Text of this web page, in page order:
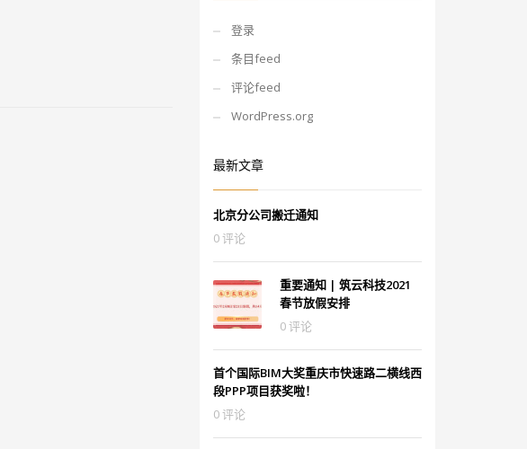
登录
条目feed
评论feed
WordPress.org
最新文章
北京分公司搬迁通知
0 评论
重要通知 | 筑云科技2021
春节放假安排
0 评论
首个国际BIM大奖重庆市快速路二横线西
段PPP项目获奖啦！
0 评论